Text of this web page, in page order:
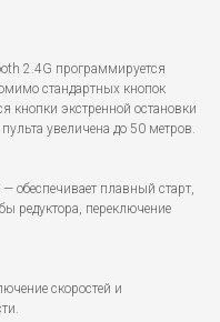
2.4G программируется
стандартных кнопок
кнопки экстренной остановки
увеличена до 50 метров.
обеспечивает плавный старт,
редуктора, переключение
скоростей и